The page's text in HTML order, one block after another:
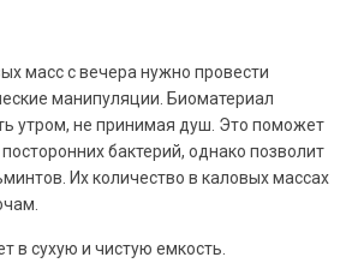
масс с вечера нужно провести
манипуляции. Биоматериал
утром, не принимая душ. Это поможет
бактерий, однако позволит
Их количество в каловых массах
в сухую и чистую емкость.